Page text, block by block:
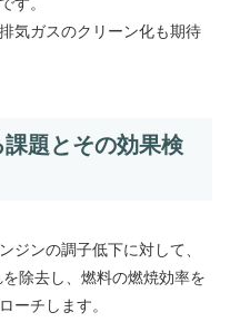
気ガスのクリーン化も期待
題とその効果検
ジンの調子低下に対して、
除去し、燃料の燃焼効率を
ーチします。